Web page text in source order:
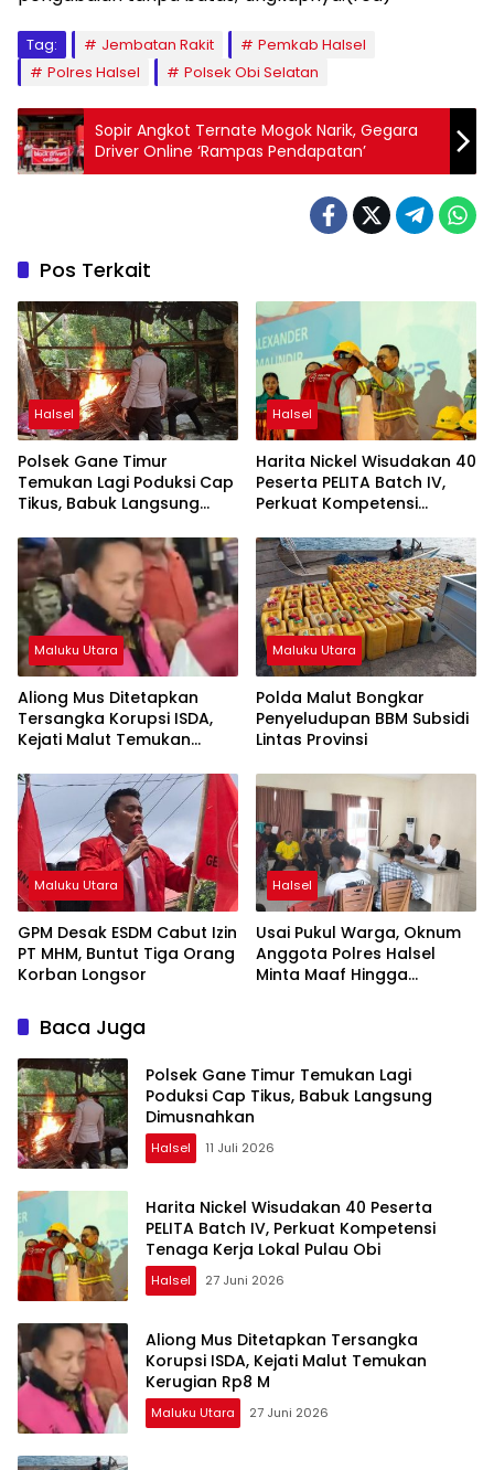
Tag: Jembatan Rakit
Pemkab Halsel
Polres Halsel
Polsek Obi Selatan
Sopir Angkot Ternate Mogok Narik, Gegara
Driver Online ‘Rampas Pendapatan’
Pos Terkait
Halsel
Polsek Gane Timur
Temukan Lagi Poduksi Cap
Tikus, Babuk Langsung
Halsel
Harita Nickel Wisudakan 40
Peserta PELITA Batch IV,
Perkuat Kompetensi
Obi
Maluku Utara
Aliong Mus Ditetapkan
Tersangka Korupsi ISDA,
Kejati Malut Temukan
Maluku Utara
Polda Malut Bongkar
Penyeludupan BBM Subsidi
Lintas Provinsi
Maluku Utara
GPM Desak ESDM Cabut Izin
PT MHM, Buntut Tiga Orang
Korban Longsor
Halsel
Usai Pukul Warga, Oknum
Anggota Polres Halsel
Minta Maaf Hingga
Baca Juga
Polsek Gane Timur Temukan Lagi
Poduksi Cap Tikus, Babuk Langsung
Dimusnahkan
Halsel 11 Juli 2026
Harita Nickel Wisudakan 40 Peserta
PELITA Batch IV, Perkuat Kompetensi
Tenaga Kerja Lokal Pulau Obi
Halsel 27 Juni 2026
Aliong Mus Ditetapkan Tersangka
Korupsi ISDA, Kejati Malut Temukan
Kerugian Rp8 M
Maluku Utara 27 Juni 2026